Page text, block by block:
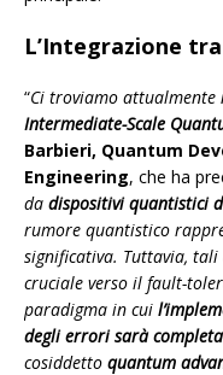
L’Integrazione
“Ci troviamo attualmente
Intermediate-Scale
Barbieri, Quantum
Engineering, che ha
da dispositivi quantistici
rumore quantistico
significativa. Tuttavia,
cruciale verso il fault-
paradigma in cui
degli errori sarà completa
cosiddetto quantum